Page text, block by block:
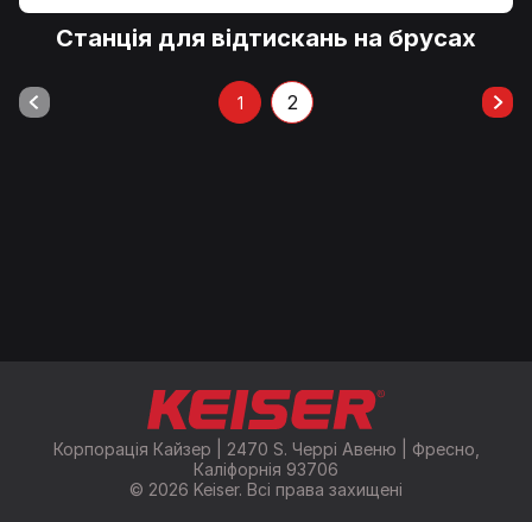
Станція для відтискань на брусах
1 2
Корпорація Кайзер | 2470 S. Черрі Авеню | Фресно,
Каліфорнія 93706
© 2026 Keiser. Всі права захищені